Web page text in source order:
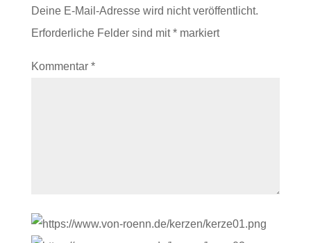
Deine E-Mail-Adresse wird nicht veröffentlicht.
Erforderliche Felder sind mit*markiert
Kommentar *